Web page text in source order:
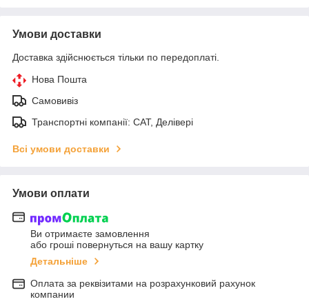
Умови доставки
Доставка здійснюється тільки по передоплаті.
Нова Пошта
Самовивіз
Транспортні компанії: САТ, Делівері
Всі умови доставки
Умови оплати
Ви отримаєте замовлення
або гроші повернуться на вашу картку
Детальніше
Оплата за реквізитами на розрахунковий рахунок
компании